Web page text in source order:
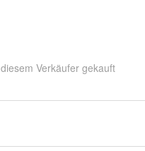
Verkäufer gekauft